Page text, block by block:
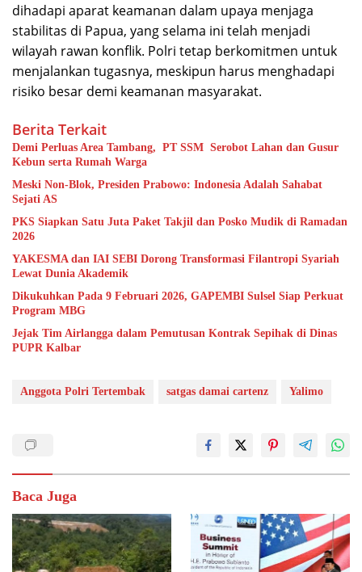
dihadapi aparat keamanan dalam upaya menjaga
stabilitas di Papua, yang selama ini telah menjadi
wilayah rawan konflik. Polri tetap berkomitmen untuk
menjalankan tugasnya, meskipun harus menghadapi
risiko besar demi keamanan masyarakat.
Berita Terkait
Demi Perluas Area Tambang, PT SSM Serobot Lahan dan Gusur
Kebun serta Rumah Warga
Meski Non-Blok, Presiden Prabowo: Indonesia Adalah Sahabat
Sejati AS
PKS Siapkan Satu Juta Paket Takjil dan Posko Mudik di Ramadan
2026
YAKESMA dan IAI SEBI Dorong Transformasi Filantropi Syariah
Lewat Dunia Akademik
Dikukuhkan Pada 9 Februari 2026, GAPEMBI Sulsel Siap Perkuat
Program MBG
Jejak Tim Airlangga dalam Pemutusan Kontrak Sepihak di Dinas
PUPR Kalbar
Anggota Polri Tertembak satgas damai cartenz Yalimo
Baca Juga